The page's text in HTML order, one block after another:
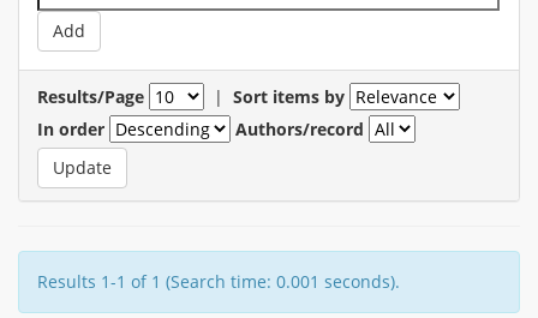
Results/Page | Sort items by
In order
Authors/record
Results 1-1 of 1 (Search time: 0.001 seconds).